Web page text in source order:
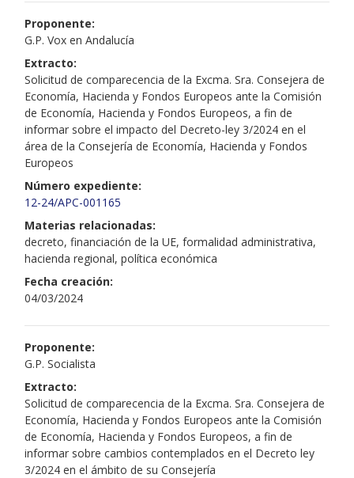
Proponente:
G.P. Vox en Andalucía
Extracto:
Solicitud de comparecencia de la Excma. Sra. Consejera de
Economía, Hacienda y Fondos Europeos ante la Comisión
de Economía, Hacienda y Fondos Europeos, a fin de
informar sobre el impacto del Decreto-ley 3/2024 en el
área de la Consejería de Economía, Hacienda y Fondos
Europeos
Número expediente:
12-24/APC-001165
Materias relacionadas:
decreto, financiación de la UE, formalidad administrativa,
hacienda regional, política económica
Fecha creación:
04/03/2024
Proponente:
G.P. Socialista
Extracto:
Solicitud de comparecencia de la Excma. Sra. Consejera de
Economía, Hacienda y Fondos Europeos ante la Comisión
de Economía, Hacienda y Fondos Europeos, a fin de
informar sobre cambios contemplados en el Decreto ley
3/2024 en el ámbito de su Consejería